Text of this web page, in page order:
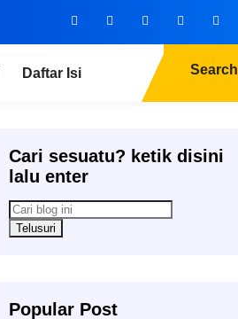
Daftar Isi Search
Cari sesuatu? ketik disini
lalu enter
Popular Post